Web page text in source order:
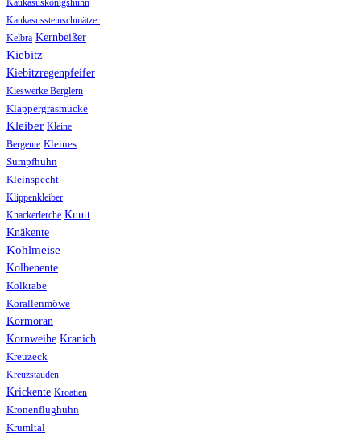
Kaukasuskönigshuhn
Kaukasussteinschmätzer
Kelbra Kernbeißer
Kiebitz
Kiebitzregenpfeifer
Kieswerke Berglern
Klappergrasmücke
Kleiber Kleine
Bergente Kleines
Sumpfhuhn
Kleinspecht
Klippenkleiber
Knackerlerche Knutt
Knäkente
Kohlmeise
Kolbenente
Kolkrabe
Korallenmöwe
Kormoran
Kornweihe Kranich
Kreuzeck
Kreuzstauden
Krickente Kroatien
Kronenflughuhn
Krumltal